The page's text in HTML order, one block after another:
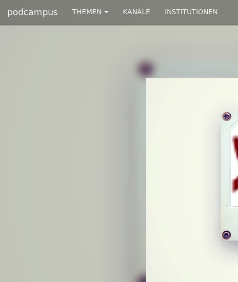
podcampus THEMEN KANÄLE INSTITUTIONEN